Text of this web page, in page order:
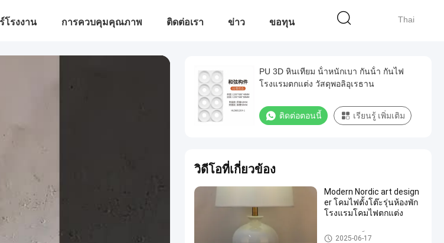
Thai
โรงงาน การควบคุมคุณภาพ ติดต่อเรา ข่าว ขอทุน
PU 3D หินเทียม น้ําหนักเบา กันน้ํา กันไฟ
โรงแรมตกแต่ง วัสดุพอลิอุเรธาน
ติดต่อตอนนี้ เรียนรู้ เพิ่มเติม
วิดีโอที่เกี่ยวข้อง
Modern Nordic art design
er โคมไฟตั้งโต๊ะรุ่นห้องพัก
โรงแรมโคมไฟตกแต่ง
ลูกบิดประตูเด็ก
2025-06-17